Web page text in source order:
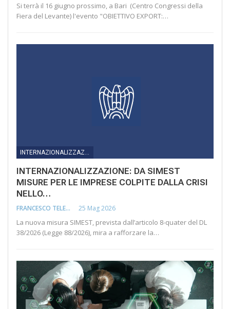
Si terrà il 16 giugno prossimo, a Bari (Centro Congressi della
Fiera del Levante) l'evento "OBIETTIVO EXPORT:…
INTERNAZIONALIZZAZIONE: DA SIMEST
MISURE PER LE IMPRESE COLPITE DALLA CRISI
NELLO…
FRANCESCO TELESCA 25 Mag 2026
La nuova misura SIMEST, prevista dall’articolo 8-quater del DL
38/2026 (Legge 88/2026), mira a rafforzare la…